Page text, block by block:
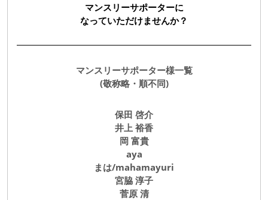
マンスリーサポーターに
なっていただけませんか？
マンスリーサポーター様一覧
(敬称略・順不同)
保田 啓介
井上 裕香
岡 富貴
aya
まは/mahamayuri
宮脇 淳子
菅原 清